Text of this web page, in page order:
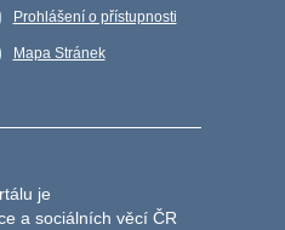
Prohlášení o přístupnosti
Mapa Stránek
je
a sociálních věcí ČR